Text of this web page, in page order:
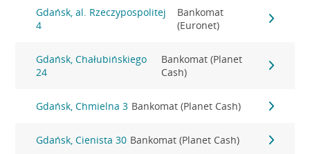
Gdańsk, al. Rzeczypospolitej
4
Bankomat
(Euronet)
Gdańsk, Chałubińskiego
24
Bankomat (Planet
Cash)
Gdańsk, Chmielna 3 Bankomat (Planet Cash)
Gdańsk, Cienista 30 Bankomat (Planet Cash)